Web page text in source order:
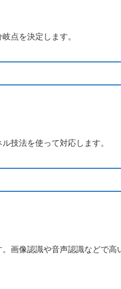
点を決定します。
技法を使って対応します。
画像認識や音声認識などで高